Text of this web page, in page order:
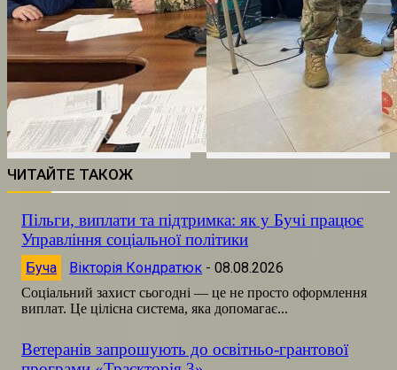
ЧИТАЙТЕ ТАКОЖ
Пільги, виплати та підтримка: як у Бучі працює
Управління соціальної політики
Буча Вікторія Кондратюк - 08.08.2026
Соціальний захист сьогодні — це не просто оформлення
виплат. Це цілісна система, яка допомагає...
Ветеранів запрошують до освітньо-грантової